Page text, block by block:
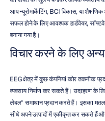
आप न्यूरोमार्केटिंग, BCI विकास, या
सफल होने के लिए आवश्यक हार्डवेयर,
बनाया गया है।
विचार करने के लिए
EEG क्षेत्र में कुछ कंपनियां कोर तकनीक
व्यवसाय निर्माण कर सकते हैं। उदाहरण के
लेबल" समाधान प्रदान करते हैं। इसका
सीधे अपने उत्पादों में एकीकृत कर सकते हैं